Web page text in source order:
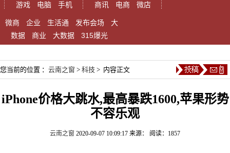
游戏
电脑 手机
商讯
电商 微店
微商 企业 生活通 发布会场
大
数据
商业 大数据 315爆光
您当前的位置 ： 云南之窗 > 科技 > 内容正文
iPhone价格大跳水,最高暴跌1600,苹果形势
不容乐观
云南之窗 2020-09-07 10:09:17 来源： 阅读：1857